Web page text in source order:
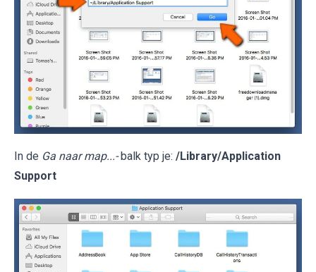
In de Ga naar map...- balk typ je: /Library/Application
Support